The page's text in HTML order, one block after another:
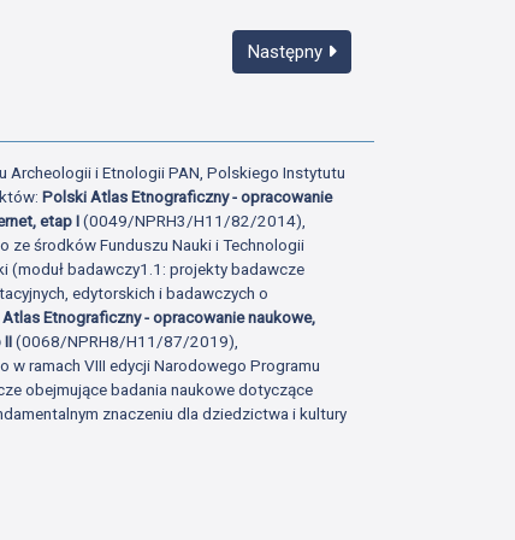
Następny
Archeologii i Etnologii PAN, Polskiego Instytutu
Polski Atlas Etnograficzny - opracowanie
etap I(0049/NPRH3/H11/82/2014),
ze środków Funduszu Nauki i Technologii
(moduł badawczy1.1: projekty badawcze
edytorskich i badawczych o
Etnograficzny - opracowanie naukowe,
II(0068/NPRH8/H11/87/2019),
ramach VIII edycji Narodowego Programu
obejmujące badania naukowe dotyczące
znaczeniu dla dziedzictwa i kultury